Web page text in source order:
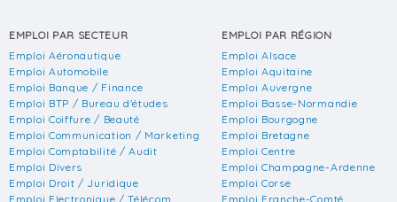
EMPLOI PAR SECTEUR
Emploi Aéronautique
Emploi Automobile
Emploi Banque / Finance
Emploi BTP / Bureau d'études
Emploi Coiffure / Beauté
Emploi Communication / Marketing
Emploi Comptabilité / Audit
Emploi Divers
Emploi Droit / Juridique
Emploi Electronique / Télécom
EMPLOI PAR RÉGION
Emploi Alsace
Emploi Aquitaine
Emploi Auvergne
Emploi Basse-Normandie
Emploi Bourgogne
Emploi Bretagne
Emploi Centre
Emploi Champagne-Ardenne
Emploi Corse
Emploi Franche-Comté